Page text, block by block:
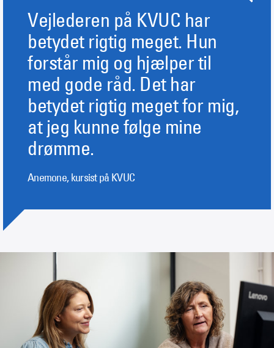
Vejlederen på KVUC har
betydet rigtig meget. Hun
forstår mig og hjælper til
med gode råd. Det har
betydet rigtig meget for mig,
at jeg kunne følge mine
drømme.
Anemone, kursist på KVUC